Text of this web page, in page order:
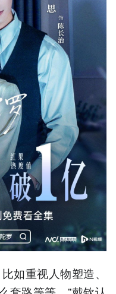
如重视人物塑造、